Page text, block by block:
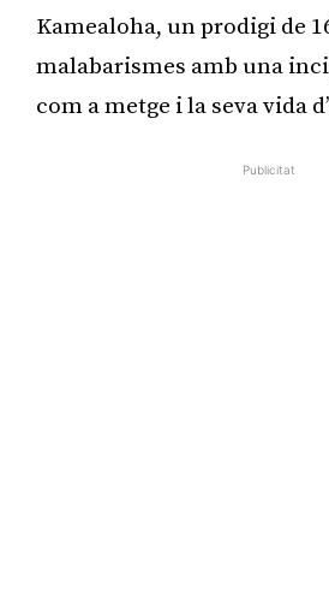
Kamealoha, un prodigi de
malabarismes amb una
com a metge i la seva vida
Publicitat